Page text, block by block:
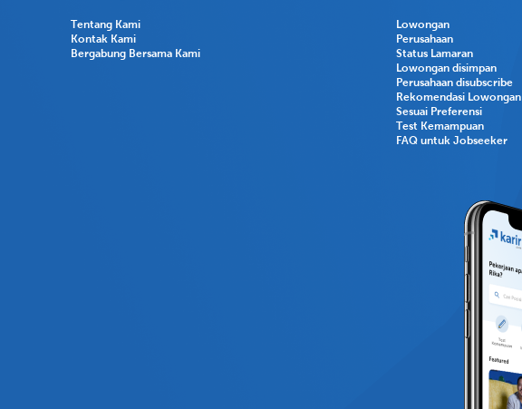
Tentang Kami
Kontak Kami
Bergabung Bersama Kami
Lowongan
Perusahaan
Status Lamaran
Lowongan disimpan
Perusahaan disubscribe
Rekomendasi Lowongan
Sesuai Preferensi
Test Kemampuan
FAQ untuk Jobseeker